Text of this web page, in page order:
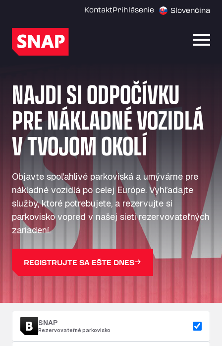
KontaktPrihlásenie Slovenčina
NAJDI SI ODPOČÍVKU
PRE NÁKLADNÉ VOZIDLÁ
V TVOJOM OKOLÍ
Objavte spoľahlivé parkoviská a umývárne pre
nákladné vozidlá po celej Európe. Vyhľadajte
služby, ktoré potrebujete, a rezervujte si
parkovisko vopred v našej sieti rezervovateľných
zariadení.
REGISTRUJTE SA EŠTE DNES
SNAP
Rezervovateľné parkovisko